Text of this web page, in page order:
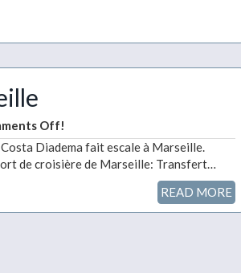
Off!
Costa Diadema fait escale à Marseille.
de croisière de Marseille: Transfert…
READ MORE